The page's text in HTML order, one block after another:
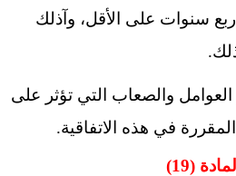
سنوات على الأقل، وآذلك
العوامل والصعاب التي تؤثر على
في هذه الاتفاقية.
المادة (19)